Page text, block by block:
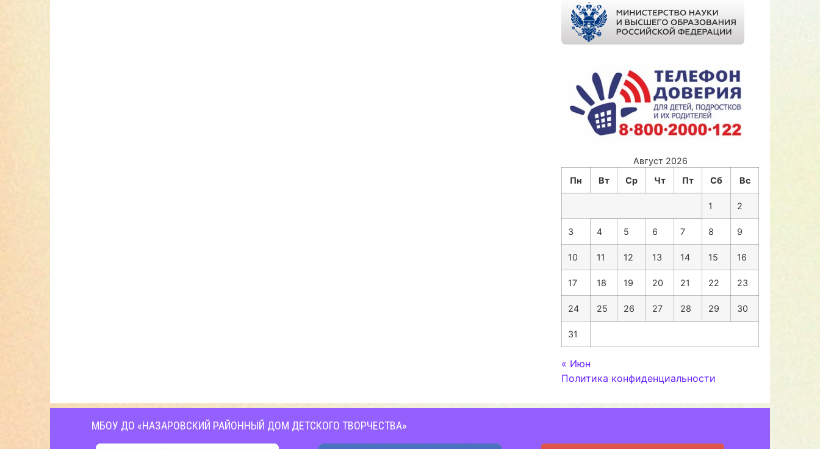
Август 2026
Пн
Вт Ср Чт Пт Сб Вс
1 2
3 4 5 6 7 8 9
10 11 12 13 14 15 16
17 18 19 20 21 22 23
24 25 26 27 28 29 30
31
« Июн
Политика конфиденциальности
МБОУ ДО «НАЗАРОВСКИЙ РАЙОННЫЙ ДОМ ДЕТСКОГО ТВОРЧЕСТВА»